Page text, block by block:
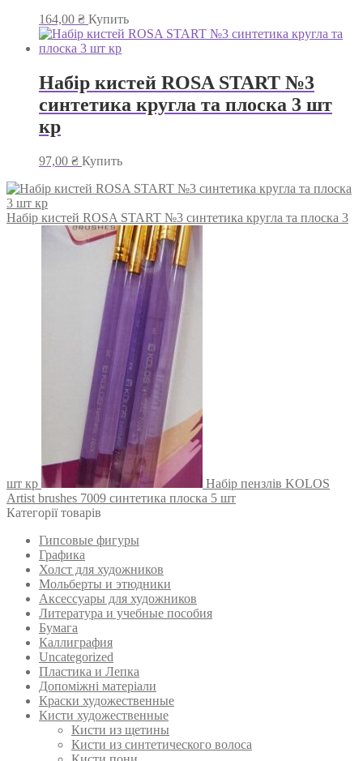
164,00 ₴ Купить
Набір кистей ROSA START №3
синтетика кругла та плоска 3 шт
кр
97,00 ₴ Купить
Набір кистей ROSA START №3 синтетика кругла та плоска 3
шт кр
Набір пензлів KOLOS
Artist brushes 7009 синтетика плоска 5 шт
Категорії товарів
Гипсовые фигуры
Графика
Холст для художников
Мольберты и этюдники
Аксессуары для художников
Литература и учебные пособия
Бумага
Каллиграфия
Uncategorized
Пластика и Лепка
Допоміжні матеріали
Краски художественные
Кисти художественные
Кисти из щетины
Кисти из синтетического волоса